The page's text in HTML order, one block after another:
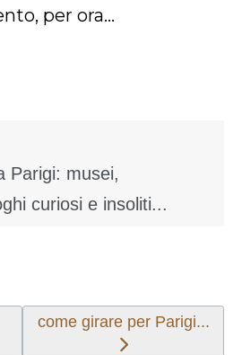
per ora...
Parigi: musei,
curiosi e insoliti...
Disneyland Paris...
Articolo successivo: come
come girare per Parigi...